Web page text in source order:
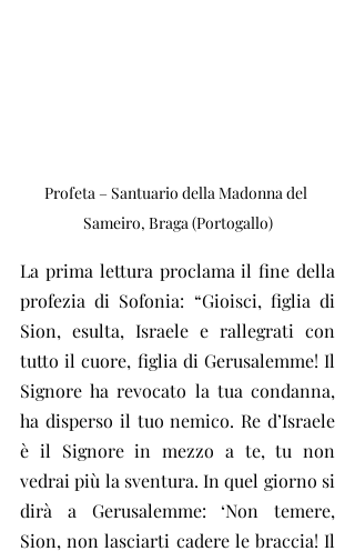
Profeta – Santuario della Madonna del
Sameiro, Braga (Portogallo)
La prima lettura proclama il fine della
profezia di Sofonia: “Gioisci, figlia di
Sion, esulta, Israele e rallegrati con
tutto il cuore, figlia di Gerusalemme! Il
Signore ha revocato la tua condanna,
ha disperso il tuo nemico. Re d’Israele
è il Signore in mezzo a te, tu non
vedrai più la sventura. In quel giorno si
dirà a Gerusalemme: ‘Non temere,
Sion, non lasciarti cadere le braccia! Il